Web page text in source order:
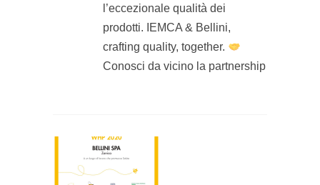
l’eccezionale qualità dei
prodotti. IEMCA & Bellini,
crafting quality, together.
Conosci da vicino la partnership